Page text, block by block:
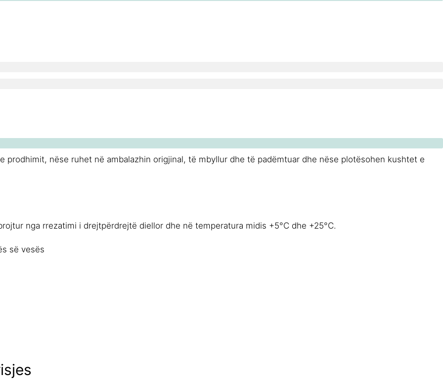
prodhimit, nëse ruhet në ambalazhin origjinal, të mbyllur dhe të padëmtuar dhe nëse plotësohen kushtet e
nga rrezatimi i drejtpërdrejtë diellor dhe në temperatura midis +5°C dhe +25°C.
së vesës